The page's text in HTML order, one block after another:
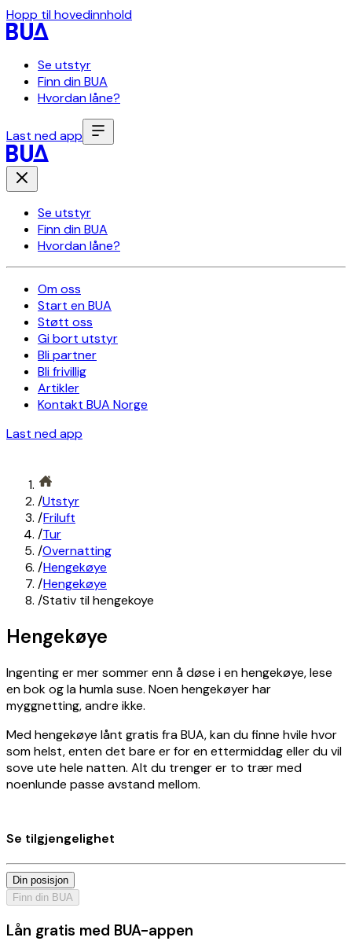
Hopp til hovedinnhold
Se utstyr
Finn din BUA
Hvordan låne?
Last ned app
Se utstyr
Finn din BUA
Hvordan låne?
Om oss
Start en BUA
Støtt oss
Gi bort utstyr
Bli partner
Bli frivillig
Artikler
Kontakt BUA Norge
Last ned app
/Utstyr
/Friluft
/Tur
/Overnatting
/Hengekøye
/Hengekøye
/Stativ til hengekoye
Hengekøye
Ingenting er mer sommer enn å døse i en hengekøye, lese
en bok og la humla suse. Noen hengekøyer har
myggnetting, andre ikke.
Med hengekøye lånt gratis fra BUA, kan du finne hvile hvor
som helst, enten det bare er for en ettermiddag eller du vil
sove ute hele natten. Alt du trenger er to trær med
noenlunde passe avstand mellom.
Se tilgjengelighet
Din posisjon
Finn din BUA
Lån gratis med BUA-appen